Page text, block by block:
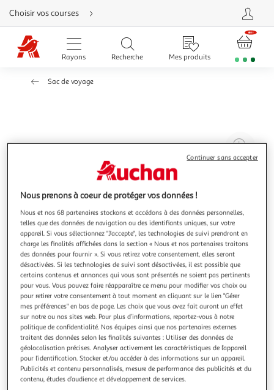
Aller
directement
au
contenu
Aller
directement
Aller
la
Choisir vos courses
Rayons Recherche Mes produits
Sac de voyage
Illustration
précédente
Illustration
suivante
AIRPORT
Sac à dos polyester kaki 44,5x29x3cm
Vous voulez connaître le prix de ce produit ?
Nous prenons à coeur de protéger vos données !
Nous et nos 68 partenaires stockons et accédons à des données personnelles,
telles que des données de navigation ou des identifiants uniques, sur votre
appareil. Si vous sélectionnez "J'accepte", les technologies de suivi prendront en
charge les finalités affichées dans la section « Nous et nos partenaires traitons
des données pour fournir ». Si vous retirez votre consentement, elles seront
désactivées. Si les technologies de suivi sont désactivées, il est possible que
certains contenus et annonces qui vous sont présentés ne soient pas pertinents
pour vous. Vous pouvez faire réapparaître ce menu pour modifier vos choix ou
pour retirer votre consentement à tout moment en cliquant sur le lien "Gérer
mes préférences" en bas de page. Les choix que vous avez fait auront un effet
sur notre ou nos sites web. Pour plus d’informations, reportez-vous à notre
politique de confidentialité. Nos équipes ainsi que nos partenaires externes
traitent des données selon les finalités suivantes : Utiliser des données de
géolocalisation précises. Analyser activement les caractéristiques de l’appareil
pour l’identification. Stocker et/ou accéder à des informations sur un appareil.
Publicités et contenu personnalisés, mesure de performance des publicités et du
contenu, études d’audience et développement de services.
Continuer sans accepter